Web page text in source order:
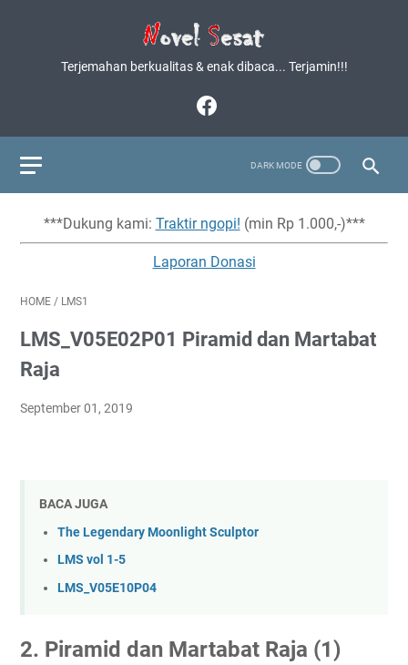
Terjemahan berkualitas & enak dibaca... Terjamin!!!
***Dukung kami: Traktir ngopi! (min Rp 1.000,-)***
Laporan Donasi
HOME / LMS1
LMS_V05E02P01 Piramid dan Martabat
Raja
September 01, 2019
BACA JUGA
The Legendary Moonlight Sculptor
LMS vol 1-5
LMS_V05E10P04
2. Piramid dan Martabat Raja (1)